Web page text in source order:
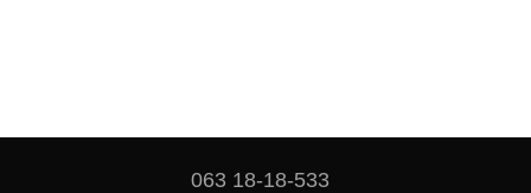
063 18-18-533